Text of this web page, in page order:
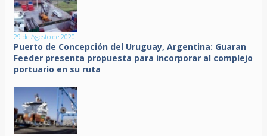
29 de Agosto de 2020
Puerto de Concepción del Uruguay, Argentina: Guaran
Feeder presenta propuesta para incorporar al complejo
portuario en su ruta